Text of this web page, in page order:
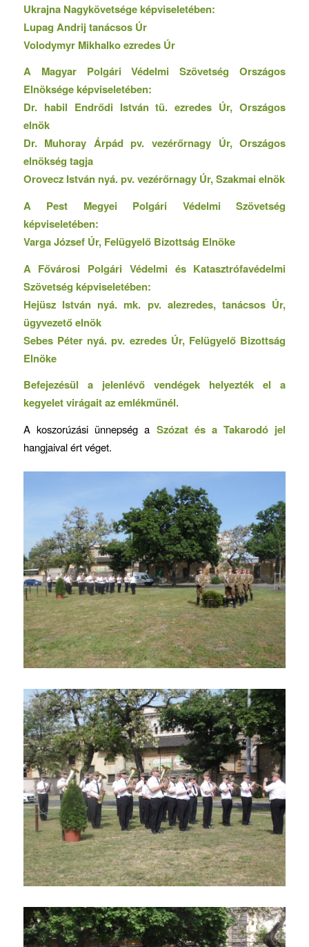
Ukrajna Nagykövetsége képviseletében:
Lupag Andrij tanácsos Úr
Volodymyr Mikhalko ezredes Úr
A Magyar Polgári Védelmi Szövetség Országos
Elnöksége képviseletében:
Dr. habil Endrődi István tü. ezredes Úr, Országos
elnök
Dr. Muhoray Árpád pv. vezérőrnagy Úr, Országos
elnökség tagja
Orovecz István nyá. pv. vezérőrnagy Úr, Szakmai elnök
A Pest Megyei Polgári Védelmi Szövetség
képviseletében:
Varga József Úr, Felügyelő Bizottság Elnöke
A Fővárosi Polgári Védelmi és Katasztrófavédelmi
Szövetség képviseletében:
Hejüsz István nyá. mk. pv. alezredes, tanácsos Úr,
ügyvezető elnök
Sebes Péter nyá. pv. ezredes Úr, Felügyelő Bizottság
Elnöke
Befejezésül a jelenlévő vendégek helyezték el a
kegyelet virágait az emlékműnél.
A koszorúzási ünnepség a Szózat és a Takarodó jel
hangjaival ért véget.